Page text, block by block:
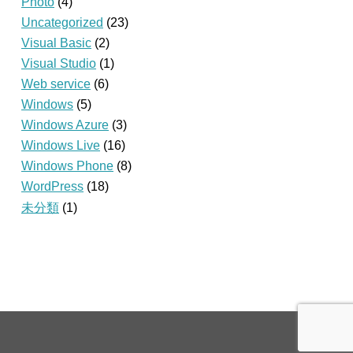
Uncategorized (23)
Visual Basic (2)
Visual Studio (1)
Web service (6)
Windows (5)
Windows Azure (3)
Windows Live (16)
Windows Phone (8)
WordPress (18)
未分類 (1)